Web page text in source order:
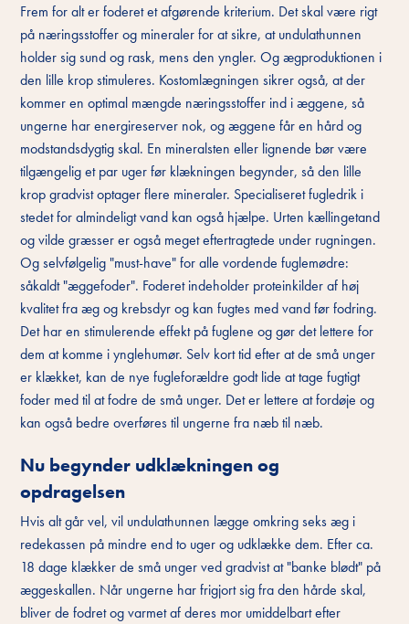
Frem for alt er foderet et afgørende kriterium. Det skal være rigt
på næringsstoffer og mineraler for at sikre, at undulathunnen
holder sig sund og rask, mens den yngler. Og ægproduktionen i
den lille krop stimuleres. Kostomlægningen sikrer også, at der
kommer en optimal mængde næringsstoffer ind i æggene, så
ungerne har energireserver nok, og æggene får en hård og
modstandsdygtig skal. En mineralsten eller lignende bør være
tilgængelig et par uger før klækningen begynder, så den lille
krop gradvist optager flere mineraler. Specialiseret fugledrik i
stedet for almindeligt vand kan også hjælpe. Urten kællingetand
og vilde græsser er også meget eftertragtede under rugningen.
Og selvfølgelig "must-have" for alle vordende fuglemødre:
såkaldt "æggefoder". Foderet indeholder proteinkilder af høj
kvalitet fra æg og krebsdyr og kan fugtes med vand før fodring.
Det har en stimulerende effekt på fuglene og gør det lettere for
dem at komme i ynglehumør. Selv kort tid efter at de små unger
er klækket, kan de nye fugleforældre godt lide at tage fugtigt
foder med til at fodre de små unger. Det er lettere at fordøje og
kan også bedre overføres til ungerne fra næb til næb.
Nu begynder udklækningen og
opdragelsen
Hvis alt går vel, vil undulathunnen lægge omkring seks æg i
redekassen på mindre end to uger og udklække dem. Efter ca.
18 dage klækker de små unger ved gradvist at "banke blødt" på
æggeskallen. Når ungerne har frigjort sig fra den hårde skal,
bliver de fodret og varmet af deres mor umiddelbart efter